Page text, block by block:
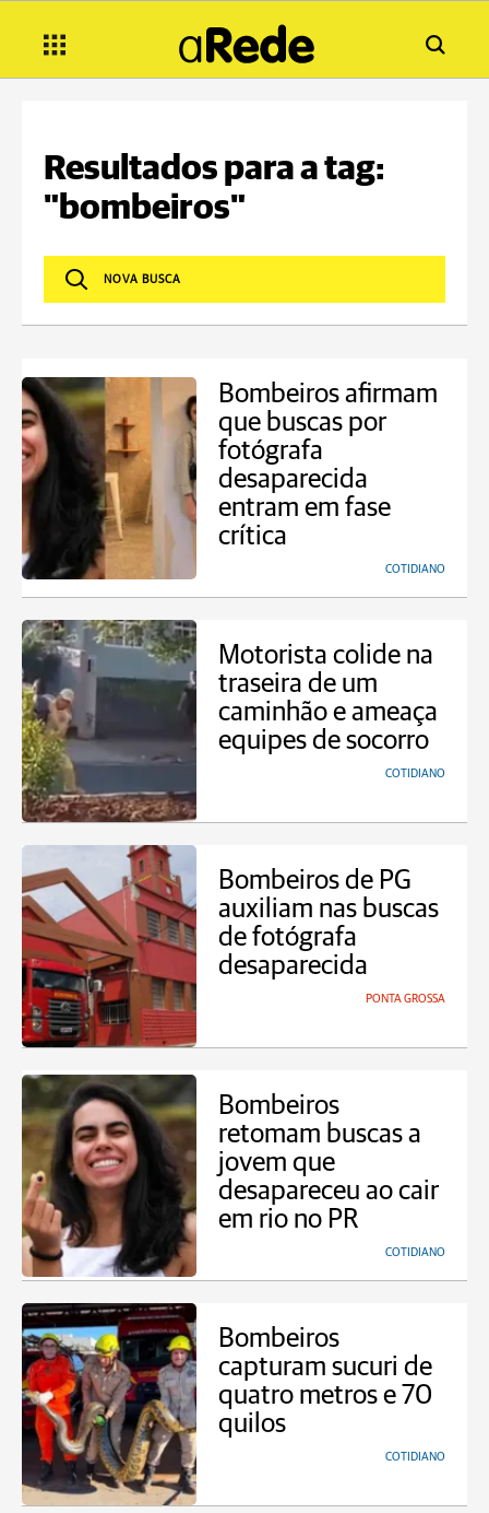
Resultados para a tag:
"bombeiros"
Bombeiros afirmam
que buscas por
fotógrafa
desaparecida
entram em fase
crítica
COTIDIANO
Motorista colide na
traseira de um
caminhão e ameaça
equipes de socorro
COTIDIANO
Bombeiros de PG
auxiliam nas buscas
de fotógrafa
desaparecida
PONTA GROSSA
Bombeiros
retomam buscas a
jovem que
desapareceu ao cair
em rio no PR
COTIDIANO
Bombeiros
capturam sucuri de
quatro metros e 70
quilos
COTIDIANO